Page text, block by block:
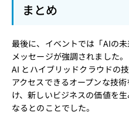
まとめ
最後に、イベントでは「AIの
メッセージが強調されました。
AI とハイブリッドクラウドの
アクセスできるオープンな技
け、新しいビジネスの価値を
なるとのことでした。